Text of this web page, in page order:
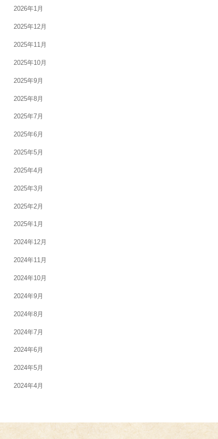
2026年1月
2025年12月
2025年11月
2025年10月
2025年9月
2025年8月
2025年7月
2025年6月
2025年5月
2025年4月
2025年3月
2025年2月
2025年1月
2024年12月
2024年11月
2024年10月
2024年9月
2024年8月
2024年7月
2024年6月
2024年5月
2024年4月